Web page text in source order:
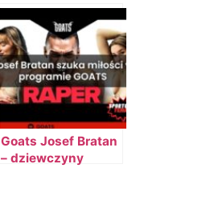
soldaev
Goats Josef Bratan
– dziewczyny